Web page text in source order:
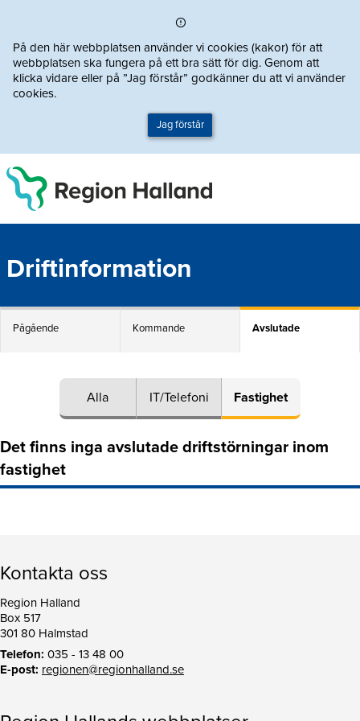
På den här webbplatsen använder vi cookies (kakor) för att
webbplatsen ska fungera på ett bra sätt för dig. Genom att
klicka vidare eller på ”Jag förstår” godkänner du att vi använder
cookies.
Jag förstår
Driftinformation
Pågående Kommande Avslutade
Alla IT/Telefoni Fastighet
Det finns inga avslutade driftstörningar inom
fastighet
Kontakta oss
Region Halland
Box 517
301 80 Halmstad
Telefon: 035 - 13 48 00
E-post: regionen@regionhalland.se